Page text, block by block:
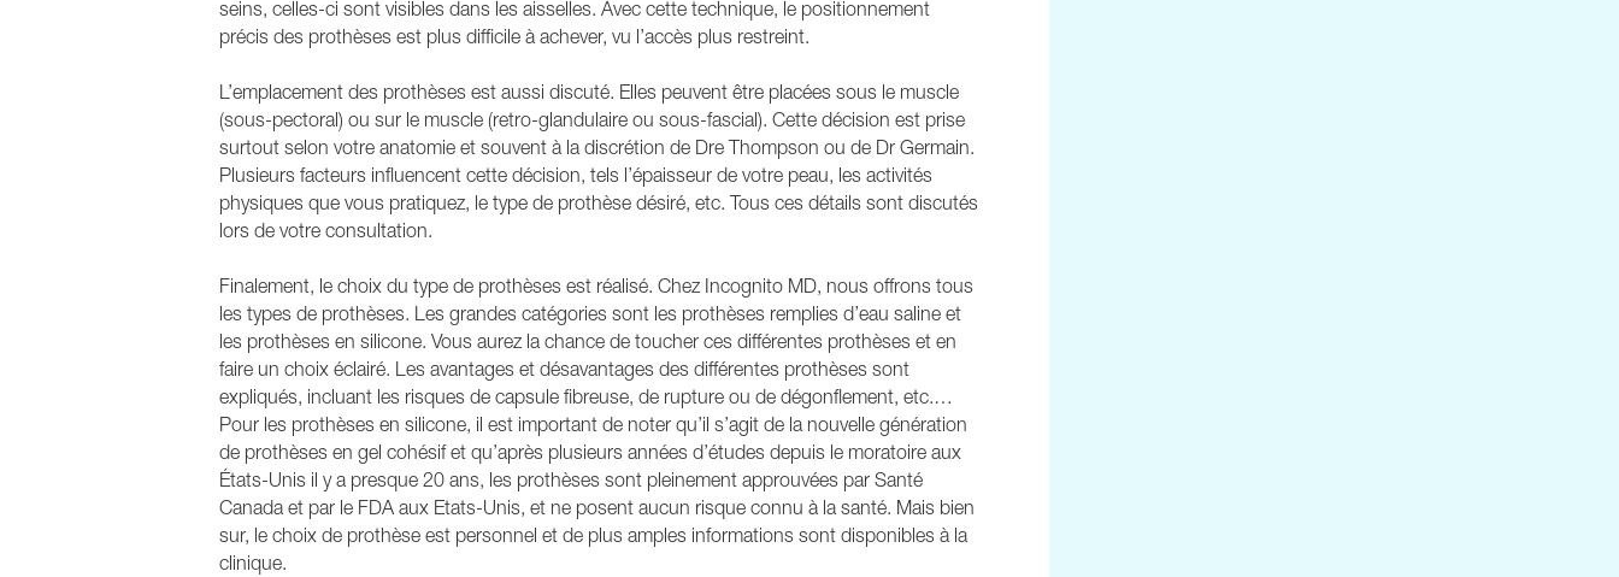
seins, celles-ci sont visibles dans les aisselles. Avec cette technique, le positionnement
précis des prothèses est plus difficile à achever, vu l’accès plus restreint.
L’emplacement des prothèses est aussi discuté. Elles peuvent être placées sous le muscle
(sous-pectoral) ou sur le muscle (retro-glandulaire ou sous-fascial). Cette décision est prise
surtout selon votre anatomie et souvent à la discrétion de Dre Thompson ou de Dr Germain.
Plusieurs facteurs influencent cette décision, tels l’épaisseur de votre peau, les activités
physiques que vous pratiquez, le type de prothèse désiré, etc. Tous ces détails sont discutés
lors de votre consultation.
Finalement, le choix du type de prothèses est réalisé. Chez Incognito MD, nous offrons tous
les types de prothèses. Les grandes catégories sont les prothèses remplies d’eau saline et
les prothèses en silicone. Vous aurez la chance de toucher ces différentes prothèses et en
faire un choix éclairé. Les avantages et désavantages des différentes prothèses sont
expliqués, incluant les risques de capsule fibreuse, de rupture ou de dégonflement, etc.…
Pour les prothèses en silicone, il est important de noter qu’il s’agit de la nouvelle génération
de prothèses en gel cohésif et qu’après plusieurs années d’études depuis le moratoire aux
États-Unis il y a presque 20 ans, les prothèses sont pleinement approuvées par Santé
Canada et par le FDA aux Etats-Unis, et ne posent aucun risque connu à la santé. Mais bien
sur, le choix de prothèse est personnel et de plus amples informations sont disponibles à la
clinique.